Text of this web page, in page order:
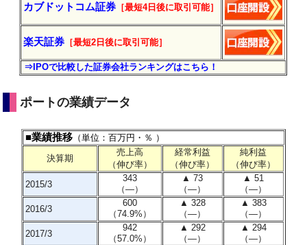
カブドットコム証券 ［最短4日後に取引可能］
楽天証券 ［最短2日後に取引可能］
⇒IPOで比較した証券会社ランキングはこちら！
ポートの業績データ
■業績推移（単位：百万円・％ ）
決算期
売上高
（伸び率）
経常利益
（伸び率）
純利益
（伸び率）
2015/3
343
（―）
▲ 73
（―）
▲ 51
（―）
2016/3
600
（74.9%）
▲ 328
（―）
▲ 383
（―）
2017/3
942
（57.0%）
▲ 292
（―）
▲ 294
（―）